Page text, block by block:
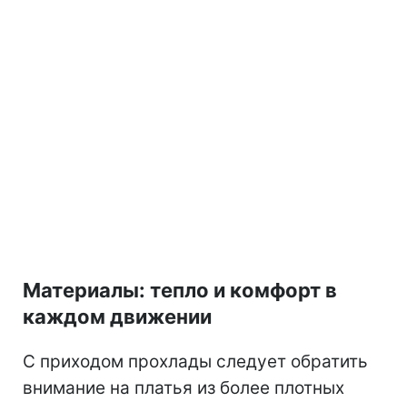
Материалы: тепло и комфорт в
каждом движении
С приходом прохлады следует обратить
внимание на платья из более плотных